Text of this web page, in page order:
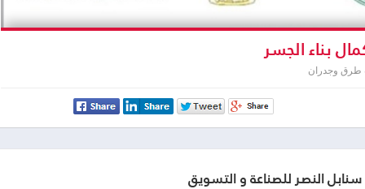
بناء الجسر
طرق وجدران
النصر للصناعة و التسويق